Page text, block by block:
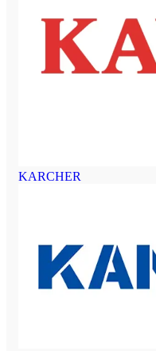
KARCHER